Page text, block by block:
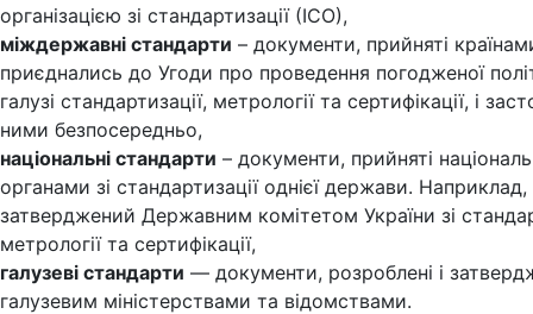
організацією зі стандартизації (ІСО),
міждержавні стандарти – документи, прийняті
приєднались до Угоди про проведення погодженої
галузі стандартизації, метрології та сертифікації, і
ними безпосередньо,
національні стандарти – документи, прийняті
органами зі стандартизації однієї держави.
затверджений Державним комітетом України зі
метрології та сертифікації,
галузеві стандарти — документи, розроблені і
галузевим міністерствами та відомствами.